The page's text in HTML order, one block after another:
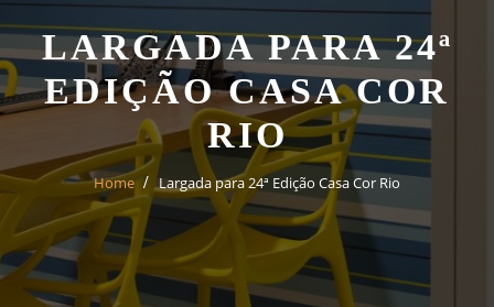
LARGADA PARA 24ª
EDIÇÃO CASA COR
RIO
Home Largada para 24ª Edição Casa Cor Rio